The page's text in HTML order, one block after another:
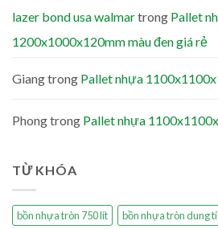
lazer bond usa walmartrong Pallet
1200x1000x120mm màu đen giá rẻ
Giangtrong Pallet nhựa
Phongtrong Pallet nhựa
TỪ KHÓA
bồn nhựa tròn 750 lít
bồn nhựa tròn dung